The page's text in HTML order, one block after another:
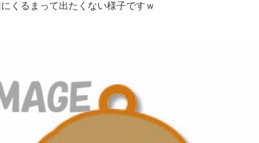
くるまって出たくない様子ですｗ